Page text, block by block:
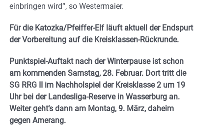
einbringen wird“, so Westermaier.
Für die Katozka/Pfeiffer-Elf läuft aktuell der Endspurt
der Vorbereitung auf die Kreisklassen-Rückrunde.
Punktspiel-Auftakt nach der Winterpause ist schon
am kommenden Samstag, 28. Februar. Dort tritt die
SG RRG II im Nachholspiel der Kreisklasse 2 um 19
Uhr bei der Landesliga-Reserve in Wasserburg an.
Weiter geht’s dann am Montag, 9. März, daheim
gegen Amerang.